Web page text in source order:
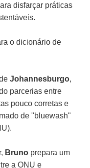
disfarçar práticas
o dicionário de
Johannesburgo,
parcerias entre
pouco corretas e
de "bluewash"
Bruno prepara um
a ONU e